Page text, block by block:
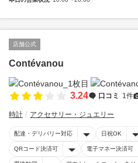
店舗公式
Contévanou
3.24 口コミ 1件
時計 アクセサリー・ジュエリー
配達・デリバリー対応 日祝OK
QRコード決済可 電子マネー決済可